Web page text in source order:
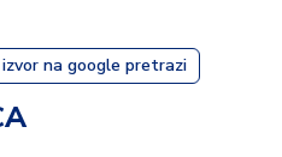
na google pretrazi